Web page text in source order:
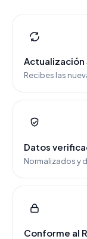
Actualización
Recibes las
Datos
Normalizados y
Conforme al